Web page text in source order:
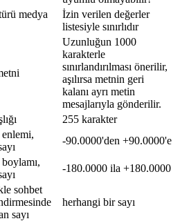
medya
İzin verilen değerler
listesiyle sınırlıdır
Uzunluğun 1000
karakterle
sınırlandırılması önerilir,
aşılırsa metnin geri
kalanı ayrı metin
mesajlarıyla gönderilir.
255 karakter
-90.0000'den +90.0000'e
-180.0000 ila +180.0000
sohbet
sayı
herhangi bir sayı